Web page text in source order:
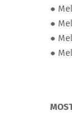
●
●
●
●